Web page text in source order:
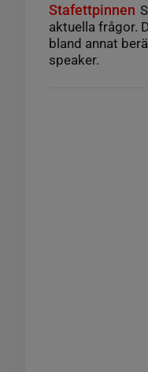
Stafettpinnen
aktuella frågor.
bland annat
speaker.